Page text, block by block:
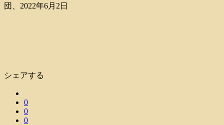
団、2022年6月2日
シェアする
0
0
0